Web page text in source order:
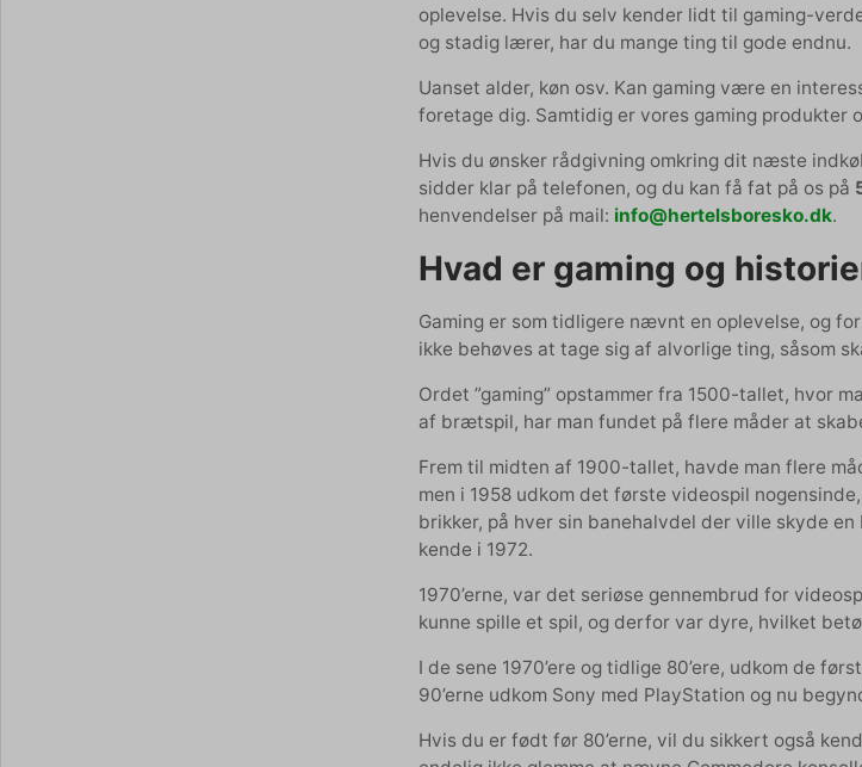
oplevelse. Hvis du selv kender lidt til gaming-
og stadig lærer, har du mange ting til gode endnu.
Uanset alder, køn osv. Kan gaming være en
foretage dig. Samtidig er vores gaming produkter
Hvis du ønsker rådgivning omkring dit næste
sidder klar på telefonen, og du kan få fat på os på
henvendelser på mail: info@hertelsboresko.dk.
Hvad er gaming og
Gaming er som tidligere nævnt en oplevelse, og
ikke behøves at tage sig af alvorlige ting, såsom
Ordet ”gaming” opstammer fra 1500-tallet, hvor
af brætspil, har man fundet på flere måder at
Frem til midten af 1900-tallet, havde man flere
men i 1958 udkom det første videospil
brikker, på hver sin banehalvdel der ville skyde
kende i 1972.
1970’erne, var det seriøse gennembrud for
kunne spille et spil, og derfor var dyre, hvilket
I de sene 1970’ere og tidlige 80’ere, udkom de
90’erne udkom Sony med PlayStation og nu
Hvis du er født før 80’erne, vil du sikkert også